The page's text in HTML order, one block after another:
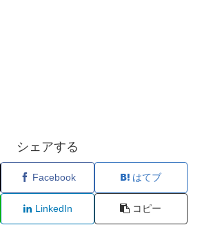
シェアする
Facebook はてブ
LinkedIn コピー